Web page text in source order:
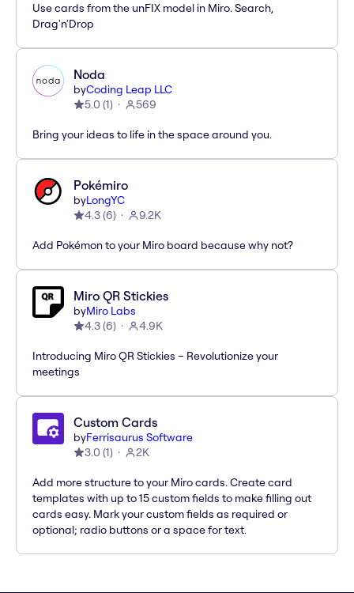
Use cards from the unFIX model in Miro. Search,
Drag'n'Drop
Noda
byCoding Leap LLC
5.0 (1) 569
Bring your ideas to life in the space around you.
Pokémiro
byLongYC
4.3(6) 9.2K
Add Pokémon to your Miro board because why not?
Miro QR Stickies
byMiro Labs
4.3(6) 4.9K
Introducing Miro QR Stickies – Revolutionize your
meetings
Custom Cards
byFerrisaurus Software
3.0 (1) 2K
Add more structure to your Miro cards. Create card
templates with up to 15 custom fields to make filling out
cards easy. Mark your custom fields as required or
optional; radio buttons or a space for text.